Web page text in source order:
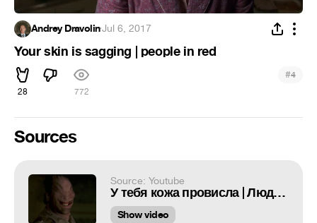
Andrey Dravolin·Jul 6, 2017
Your skin is sagging | people in red
28 772
#4
Sources
Source: Youtube
У тебя кожа провисла | Люди в черном
Show video